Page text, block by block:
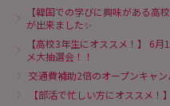
【韓国での学びに興味がある高
が出来ました✨
【高校3年生にオススメ！】 6
メ大抽選会！！
交通費補助2倍のオープンキャン
【部活で忙しい方にオススメ